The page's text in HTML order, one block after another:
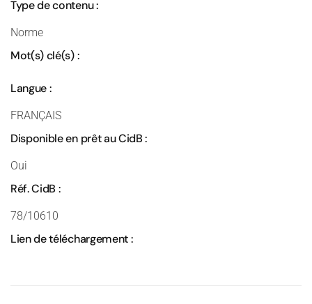
Type de contenu :
Norme
Mot(s) clé(s) :
Langue :
FRANÇAIS
Disponible en prêt au CidB :
Oui
Réf. CidB :
78/10610
Lien de téléchargement :